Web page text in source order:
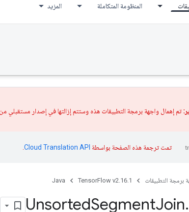
المنظومة المتكاملة المزيد
تم إهمال واجهة برمجة التطبيقات هذه وستتم إزالتها في إصدار مستقبلي من TensorFlow بعد استقرار
تمت ترجمة هذه الصفحة بواسطة Cloud Translation API‏
برمجة التطبيقات TensorFlow v2.16.1
Java
UnsortedSegmentJoin.